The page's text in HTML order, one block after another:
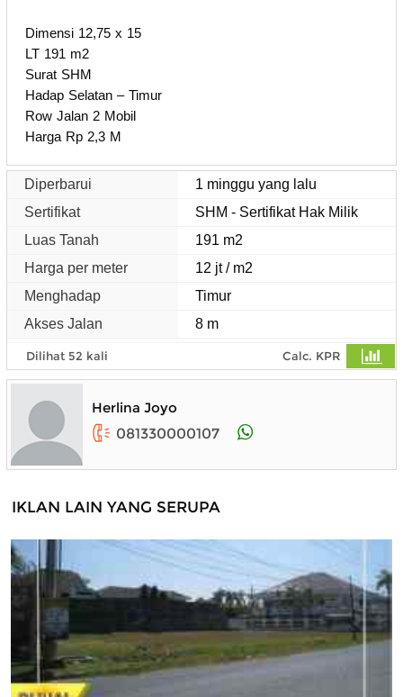
Dimensi 12,75 x 15
LT 191 m2
Surat SHM
Hadap Selatan – Timur
Row Jalan 2 Mobil
Harga Rp 2,3 M
Diperbarui
1 minggu yang lalu
Sertifikat
SHM - Sertifikat Hak Milik
Luas Tanah
191 m2
Harga per meter
12 jt / m2
Menghadap
Timur
Akses Jalan
8 m
Dilihat 52 kali Calc. KPR
Herlina Joyo
081330000107
IKLAN LAIN YANG SERUPA